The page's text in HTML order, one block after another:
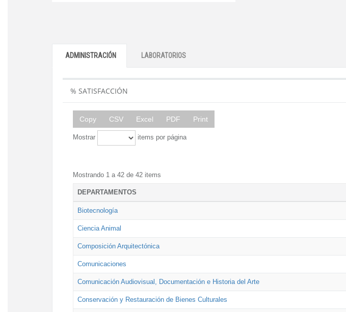
ADMINISTRACIÓN LABORATORIOS
% SATISFACCIÓN
Copy CSV Excel PDF Print
Mostrar items por página
Mostrando 1 a 42 de 42 items
DEPARTAMENTOS
Biotecnología
Ciencia Animal
Composición Arquitectónica
Comunicaciones
Comunicación Audiovisual, Documentación e Historia del Arte
Conservación y Restauración de Bienes Culturales